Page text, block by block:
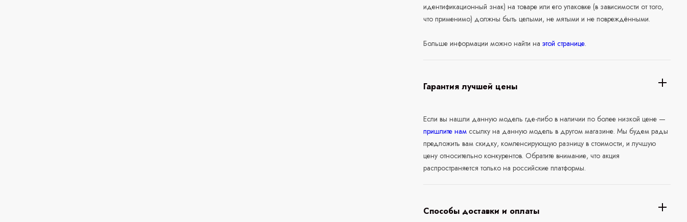
идентификационный знак) на товаре или его упаковке (в зависимости от того,
что применимо) должны быть целыми, не мятыми и не повреждёнными.
Больше информации можно найти наэтой странице.
Гарантия лучшей цены
Если вы нашли данную модель где-либо в наличии по более низкой цене —
пришлите нам ссылку на данную модель в другом магазине. Мы будем рады
предложить вам скидку, компенсирующую разницу в стоимости, и лучшую
цену относительно конкурентов. Обратите внимание, что акция
распространяется только на российские платформы.
Способы доставки и оплаты